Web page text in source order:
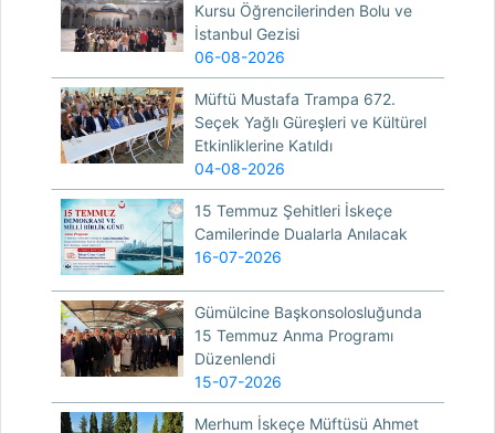
Kursu Öğrencilerinden Bolu ve
İstanbul Gezisi
06-08-2026
Müftü Mustafa Trampa 672.
Seçek Yağlı Güreşleri ve Kültürel
Etkinliklerine Katıldı
04-08-2026
15 Temmuz Şehitleri İskeçe
Camilerinde Dualarla Anılacak
16-07-2026
Gümülcine Başkonsolosluğunda
15 Temmuz Anma Programı
Düzenlendi
15-07-2026
Merhum İskeçe Müftüsü Ahmet